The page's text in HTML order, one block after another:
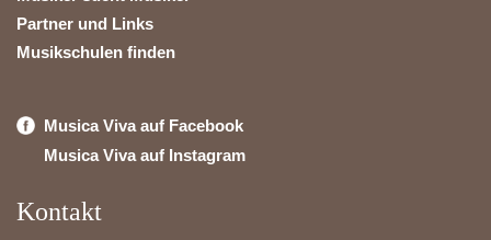
Partner und Links
Musikschulen finden
Musica Viva auf Facebook
Musica Viva auf Instagram
Kontakt